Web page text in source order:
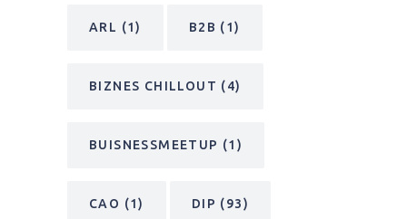
ARL (1) B2B (1)
BIZNES CHILLOUT (4)
BUISNESSMEETUP (1)
CAO (1) DIP (93)